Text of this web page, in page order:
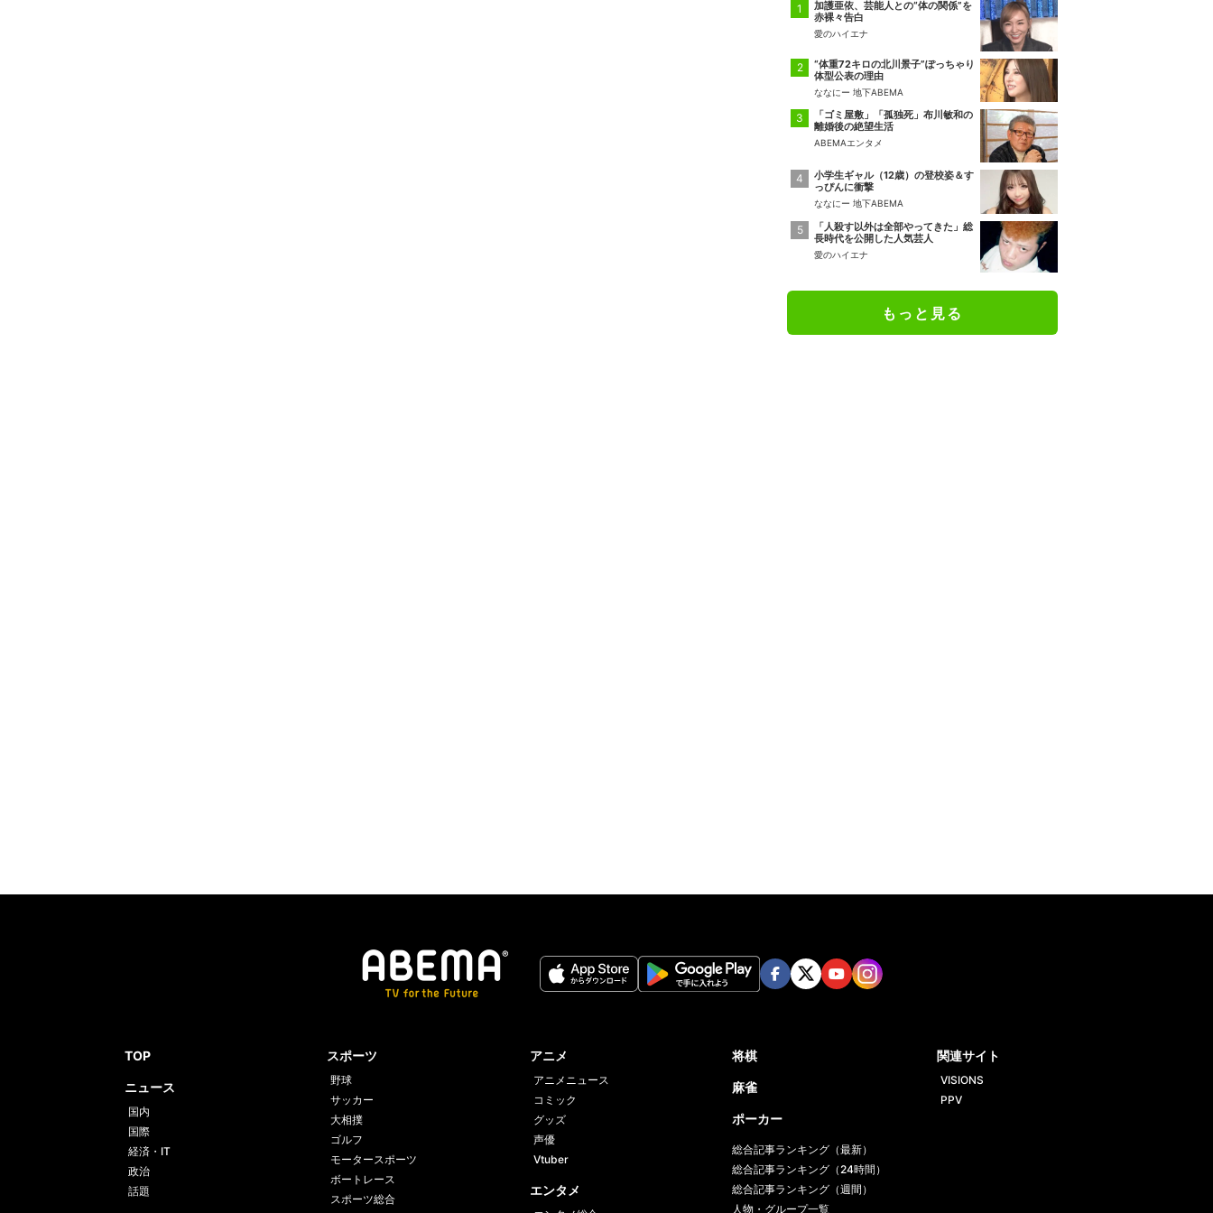
加護亜依、芸能人との“体の関係”を
赤裸々告白
愛のハイエナ
“体重72キロの北川景子”ぽっちゃり
体型公表の理由
ななにー 地下ABEMA
「ゴミ屋敷」「孤独死」布川敏和の
離婚後の絶望生活
ABEMAエンタメ
小学生ギャル（12歳）の登校姿＆す
っぴんに衝撃
ななにー 地下ABEMA
「人殺す以外は全部やってきた」総
長時代を公開した人気芸人
愛のハイエナ
もっと見る
TOP
ニュース
国内
国際
経済・IT
政治
話題
スポーツ
野球
サッカー
大相撲
ゴルフ
モータースポーツ
ボートレース
スポーツ総合
アニメ
アニメニュース
コミック
グッズ
声優
Vtuber
エンタメ
将棋
麻雀
ポーカー
総合記事ランキング（最新）
総合記事ランキング（24時間）
総合記事ランキング（週間）
人物・グループ一覧
関連サイト
VISIONS
PPV